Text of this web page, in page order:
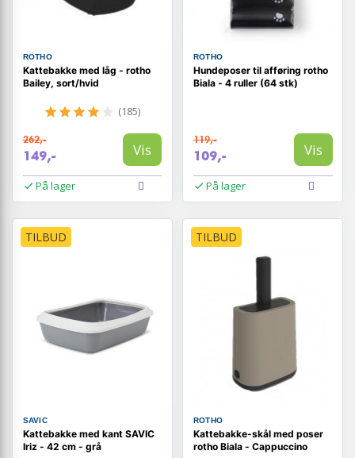
ROTHO
Kattebakke med låg - rotho
Bailey, sort/hvid
(185)
262,-
149,- Vis
På lager
ROTHO
Hundeposer til afføring rotho
Biala - 4 ruller (64 stk)
119,-
109,- Vis
På lager
TILBUD
SAVIC
Kattebakke med kant SAVIC
Iriz - 42 cm - grå
TILBUD
ROTHO
Kattebakke-skål med poser
rotho Biala - Cappuccino